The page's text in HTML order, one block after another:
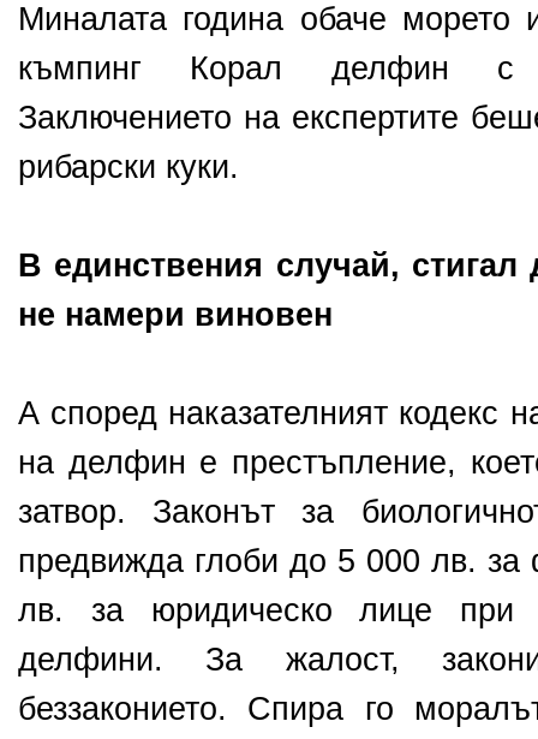
Миналата година обаче морето
къмпинг Корал делфин с
Заключението на експертите
рибарски куки.
В единствения случай, стигал
не намери виновен
А според наказателният кодекс
на делфин е престъпление,
затвор. Законът за
предвижда глоби до 5 000 лв. за
лв. за юридическо лице при
делфини. За жалост,
беззаконието. Спира го